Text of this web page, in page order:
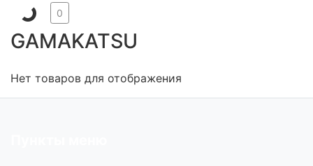
GAMAKATSU
0
Нет товаров для отображения